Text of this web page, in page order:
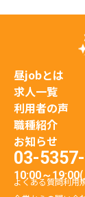
昼jobとは
求人一覧
利用者の声
職種紹介
お知らせ
03-
10:00～19:00
よくある質問利用